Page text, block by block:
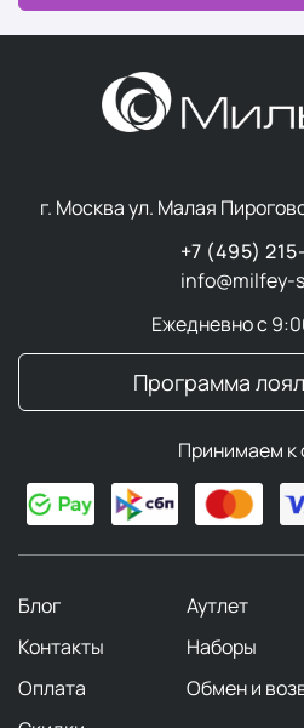
г. Москва ул. Малая
+7 (495)
info@milfey-
Ежедневно с
Программа
Принимаем к
Блог Аутлет
Контакты
Наборы
Оплата
Обмен и